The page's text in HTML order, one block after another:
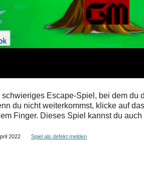
Escape-Spiel, bei dem du
du nicht weiterkommst, klicke auf
Finger. Dieses Spiel kannst du
2022 Spiel als defekt melden